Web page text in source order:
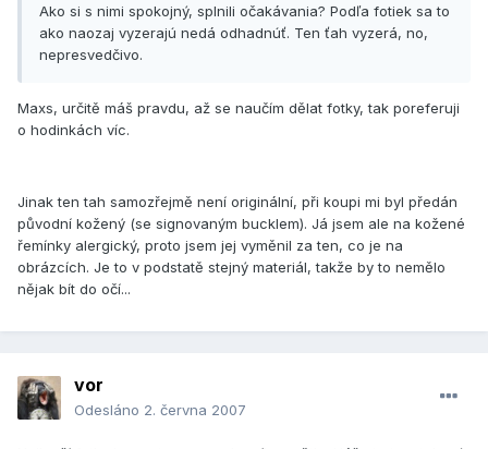
Ako si s nimi spokojný, splnili očakávania? Podľa fotiek sa to
ako naozaj vyzerajú nedá odhadnúť. Ten ťah vyzerá, no,
nepresvedčivo.
Maxs, určitě máš pravdu, až se naučím dělat fotky, tak poreferuji
o hodinkách víc.
Jinak ten tah samozřejmě není originální, při koupi mi byl předán
původní kožený (se signovaným bucklem). Já jsem ale na kožené
řemínky alergický, proto jsem jej vyměnil za ten, co je na
obrázcích. Je to v podstatě stejný materiál, takže by to nemělo
nějak bít do očí...
vor
Odesláno 2. června 2007